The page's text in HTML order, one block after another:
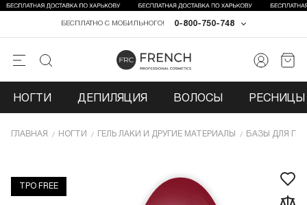
0-800-750-748
БЕСПЛАТНО С МОБИЛЬНОГО!
НОГТИ ДЕПИЛЯЦИЯ ВОЛОСЫ РЕСНИЦЫ
ГЛАВНАЯ НОГТИ ГЕЛЬ ЛАКИ И ДРУГИЕ МАТЕРИАЛЫ БАЗЫ ДЛЯ
TPO FREE